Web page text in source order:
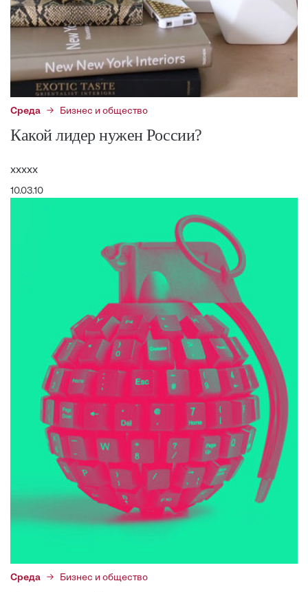
Среда Бизнес и общество
Какой лидер нужен России?
ххххх
10.03.10
Среда Бизнес и общество